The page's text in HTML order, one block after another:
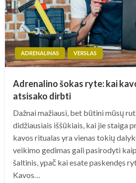
ADRENALINAS VERSLAS
Adrenalino šokas ryte: kai
atsisako dirbti
Dažnai mažiausi, bet būtini mūsų
didžiausiais iššūkiais, kai jie staiga
kavos ritualas yra vienas tokių
veikimo gedimas gali pasirodyti
šaltinis, ypač kai esate paskendęs
Kavos…